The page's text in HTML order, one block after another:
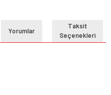
Yorumlar
Taksit
Seçenekleri